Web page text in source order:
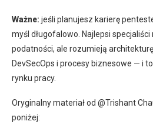
Ważne: jeśli planujesz karierę
myśl długofalowo. Najlepsi
podatności, ale rozumieją
DevSecOps i procesy biznesowe — i
rynku pracy.
Oryginalny materiał od @Trishant
poniżej: